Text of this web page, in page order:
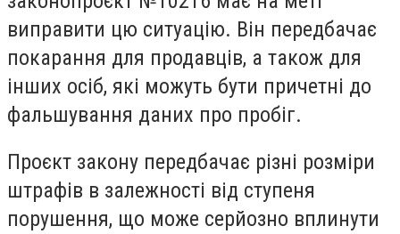
виправити цю ситуацію. Він передбачає
покарання для продавців, а також для
інших осіб, які можуть бути причетні до
фальшування даних про пробіг.
Проєкт закону передбачає різні розміри
штрафів в залежності від ступеня
порушення, що може серйозно вплинути